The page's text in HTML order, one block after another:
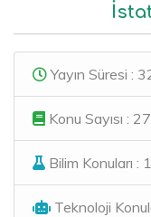
Yayın Süresi :
Konu Sayısı :
Bilim Konuları :
Teknoloji